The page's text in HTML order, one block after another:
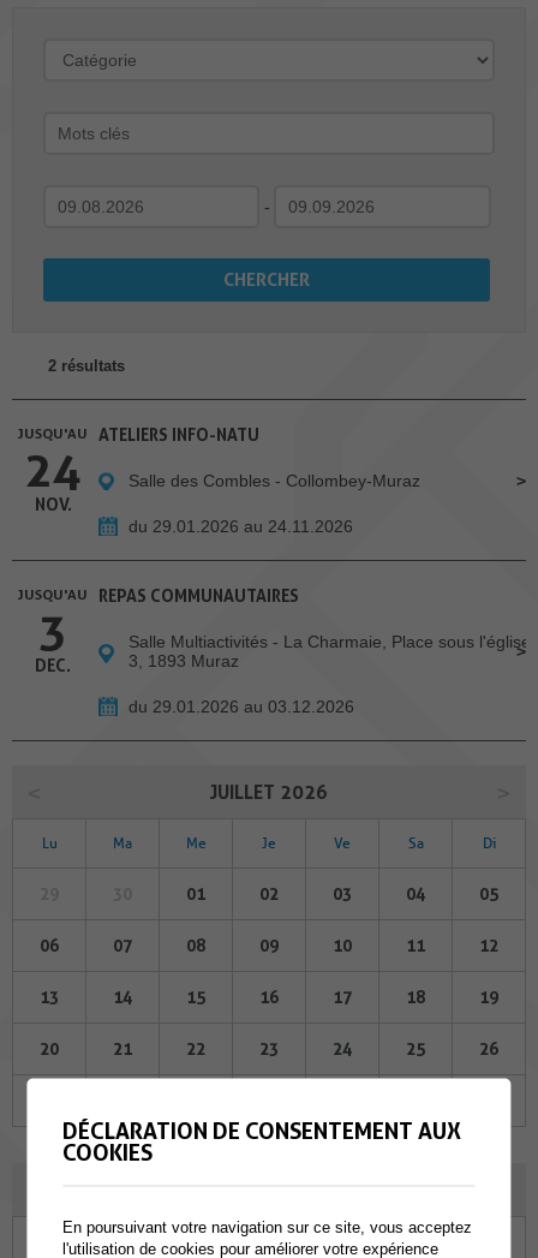
-
2 résultats
JUSQU'AU
24
NOV.
ATELIERS INFO-NATU
Salle des Combles - Collombey-Muraz
du 29.01.2026 au 24.11.2026
JUSQU'AU
3
DEC.
REPAS COMMUNAUTAIRES
Salle Multiactivités - La Charmaie, Place sous l'église
3, 1893 Muraz
du 29.01.2026 au 03.12.2026
JUILLET 2026
Lu Ma Me Je Ve Sa Di
01 02 03 04 05
06 07 08 09 10 11 12
13 14 15 16 17 18 19
20 21 22 23 24 25 26
Ma Me Ve
DÉCLARATION DE CONSENTEMENT AUX
COOKIES
En poursuivant votre navigation sur ce site, vous acceptez
l'utilisation de cookies pour améliorer votre expérience